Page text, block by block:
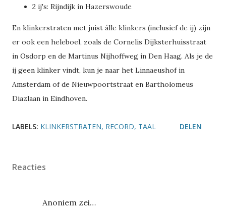
2 ij's: Rijndijk in Hazerswoude
En klinkerstraten met juist álle klinkers (inclusief de ij) zijn
er ook een heleboel, zoals de Cornelis Dijksterhuisstraat
in Osdorp en de Martinus Nijhoffweg in Den Haag. Als je de
ij geen klinker vindt, kun je naar het Linnaeushof in
Amsterdam of de Nieuwpoortstraat en Bartholomeus
Diazlaan in Eindhoven.
LABELS: KLINKERSTRATEN RECORD TAAL DELEN
Reacties
Anoniem zei…